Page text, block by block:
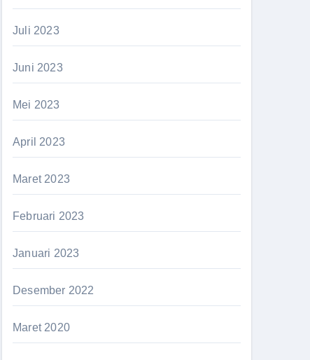
Juli 2023
Juni 2023
Mei 2023
April 2023
Maret 2023
Februari 2023
Januari 2023
Desember 2022
Maret 2020